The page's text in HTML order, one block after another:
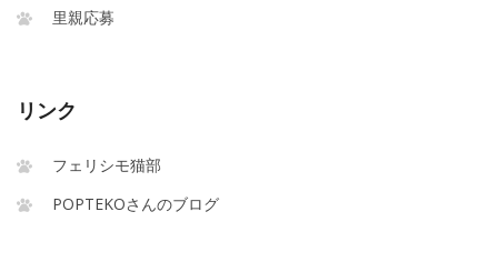
里親応募
リンク
フェリシモ猫部
POPTEKOさんのブログ